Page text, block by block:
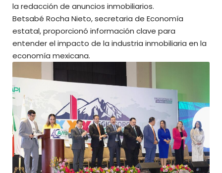
la redacción de anuncios inmobiliarios.
Betsabé Rocha Nieto, secretaria de Economía
estatal, proporcionó información clave para
entender el impacto de la industria inmobiliaria en la
economía mexicana.